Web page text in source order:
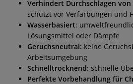
Verhindert Durchschlagen
schützt vor Verfärbungen und
Wasserbasiert:
Lösungsmittel oder Dämpfe
Geruchsneutral: keine
Arbeitsumgebung
Schnelltrocknend: schnelle
Perfekte Vorbehandlung für